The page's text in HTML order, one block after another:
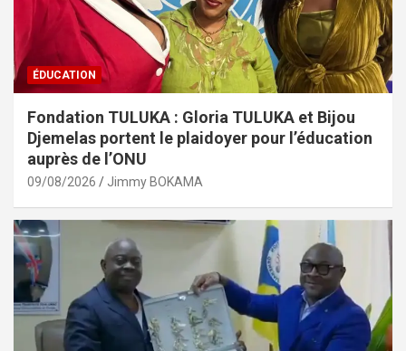
ÉDUCATION
Fondation TULUKA : Gloria TULUKA et Bijou
Djemelas portent le plaidoyer pour l’éducation
auprès de l’ONU
09/08/2026 Jimmy BOKAMA